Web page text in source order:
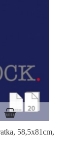
58,5x81cm,